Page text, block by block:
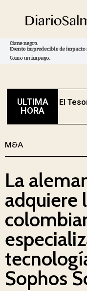
ULTIMA
HORA
El
M&A
La
adquiere
Sophos